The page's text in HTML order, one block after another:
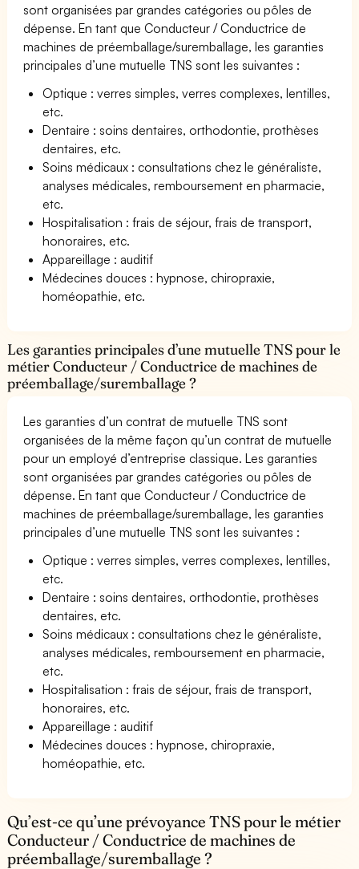
sont organisées par grandes catégories ou pôles de
dépense. En tant que Conducteur / Conductrice de
machines de préemballage/suremballage, les garanties
principales d’une mutuelle TNS sont les suivantes :
Optique : verres simples, verres complexes, lentilles,
etc.
Dentaire : soins dentaires, orthodontie, prothèses
dentaires, etc.
Soins médicaux : consultations chez le généraliste,
analyses médicales, remboursement en pharmacie,
etc.
Hospitalisation : frais de séjour, frais de transport,
honoraires, etc.
Appareillage : auditif
Médecines douces : hypnose, chiropraxie,
homéopathie, etc.
Les garanties principales d’une mutuelle TNS pour le
métier Conducteur / Conductrice de machines de
préemballage/suremballage ?
Les garanties d’un contrat de mutuelle TNS sont
organisées de la même façon qu’un contrat de mutuelle
pour un employé d’entreprise classique. Les garanties
sont organisées par grandes catégories ou pôles de
dépense. En tant que Conducteur / Conductrice de
machines de préemballage/suremballage, les garanties
principales d’une mutuelle TNS sont les suivantes :
Optique : verres simples, verres complexes, lentilles,
etc.
Dentaire : soins dentaires, orthodontie, prothèses
dentaires, etc.
Soins médicaux : consultations chez le généraliste,
analyses médicales, remboursement en pharmacie,
etc.
Hospitalisation : frais de séjour, frais de transport,
honoraires, etc.
Appareillage : auditif
Médecines douces : hypnose, chiropraxie,
homéopathie, etc.
Qu’est-ce qu’une prévoyance TNS pour le métier
Conducteur / Conductrice de machines de
préemballage/suremballage ?